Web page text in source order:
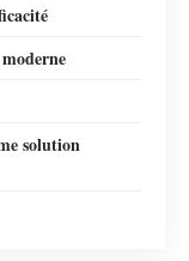
solution